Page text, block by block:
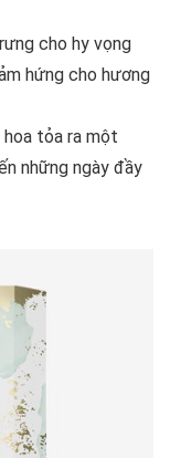
cho hy vọng
hứng cho hương
hoa tỏa ra một
những ngày đầy